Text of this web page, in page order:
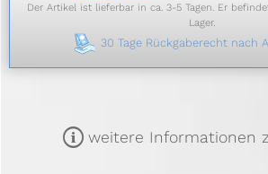
Der Artikel ist lieferbar in ca. 3-5 Tagen. Er
Lager.
30 Tage Rückgaberecht nach
m weitere Informationen